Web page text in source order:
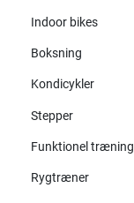
Indoor bikes
Boksning
Kondicykler
Stepper
Funktionel træning
Rygtræner